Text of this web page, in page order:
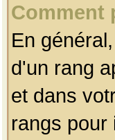
Comment
En
d'un rang
et dans
rangs pour